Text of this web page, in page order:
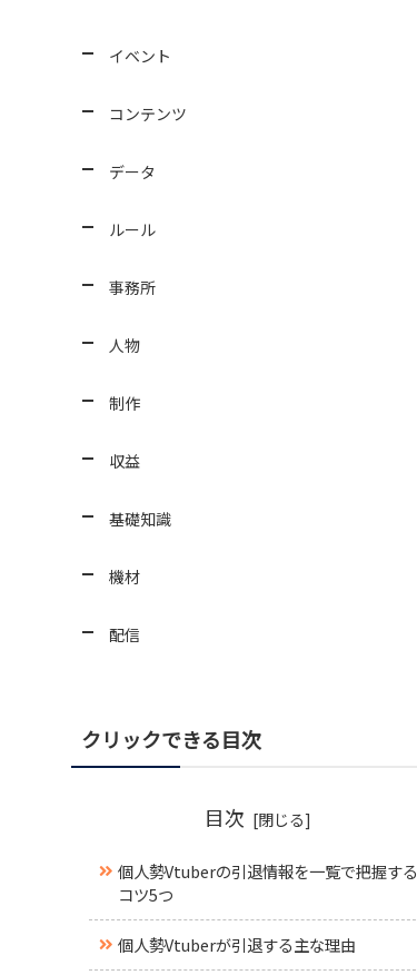
イベント
コンテンツ
データ
ルール
事務所
人物
制作
収益
基礎知識
機材
配信
クリックできる目次
目次
個人勢Vtuberの引退情報を一覧で把握する
コツ5つ
個人勢Vtuberが引退する主な理由